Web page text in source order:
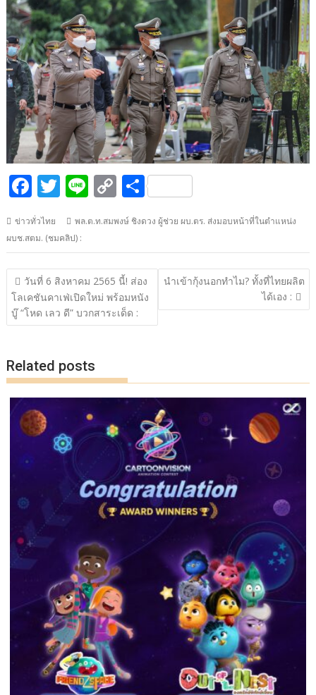
F
ac
e
b
o
o
k
T
itt
er
Li
e
C
o
p
y
Li
n
k
S
ar
e
ข่าวทั่วไทย
พล.ต.ท.สมพงษ์ ชิงดวง ผู้ช่วย ผบ.ตร. ส่งมอบหน้าที่ในตำแหน่ง
ผบช.สตม. (ชมคลิป) :
แนะแนว
เรื่อง
วันที่ 6 สิงหาคม 2565 นี้! ส่อง
โลเคชันคาเฟ่เปิดใหม่ พร้อมหนัง
บู๊ “โหด เลว ดี” บวกสาระเด็ด :
นำเข้ากุ้งนอกทำไม? ทั้งที่ไทยผลิต
ได้เอง :
Related posts